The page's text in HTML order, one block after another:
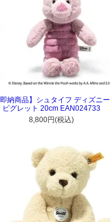
即納商品】シュタイフ ディズニー
ピグレット 20cm EAN024733
8,800円(税込)